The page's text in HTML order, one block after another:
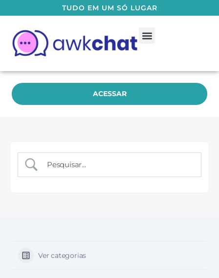
TUDO EM UM SÓ LUGAR
ACESSAR
Ver categorias